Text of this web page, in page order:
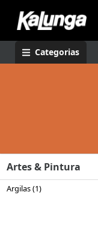
Categorias
Artes & Pintura
Argilas (1)